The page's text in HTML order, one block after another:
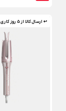
↩ ارسال کالا از 5 روز کاری بعد 🤌🏼